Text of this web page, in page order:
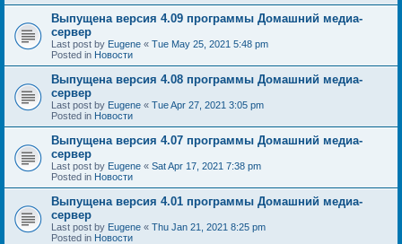
Выпущена версия 4.09 программы Домашний медиа-
сервер
Last post by Eugene « Tue May 25, 2021 5:48 pm
Posted in Новости
Выпущена версия 4.08 программы Домашний медиа-
сервер
Last post by Eugene « Tue Apr 27, 2021 3:05 pm
Posted in Новости
Выпущена версия 4.07 программы Домашний медиа-
сервер
Last post by Eugene « Sat Apr 17, 2021 7:38 pm
Posted in Новости
Выпущена версия 4.01 программы Домашний медиа-
сервер
Last post by Eugene « Thu Jan 21, 2021 8:25 pm
Posted in Новости